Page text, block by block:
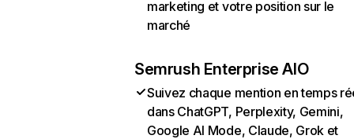
marketing et votre position sur le
marché
Semrush Enterprise AIO
Suivez chaque mention en temps
dans ChatGPT, Perplexity, Gemini,
Google AI Mode, Claude, Grok et